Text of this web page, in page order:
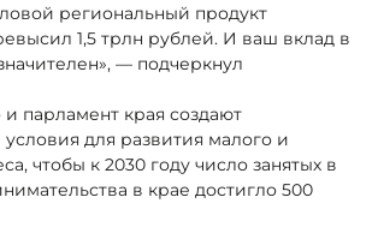
региональный продукт
1,5 трлн рублей. И ваш вклад в
— подчеркнул
парламент края создают
для развития малого и
чтобы к 2030 году число занятых в
в крае достигло 500